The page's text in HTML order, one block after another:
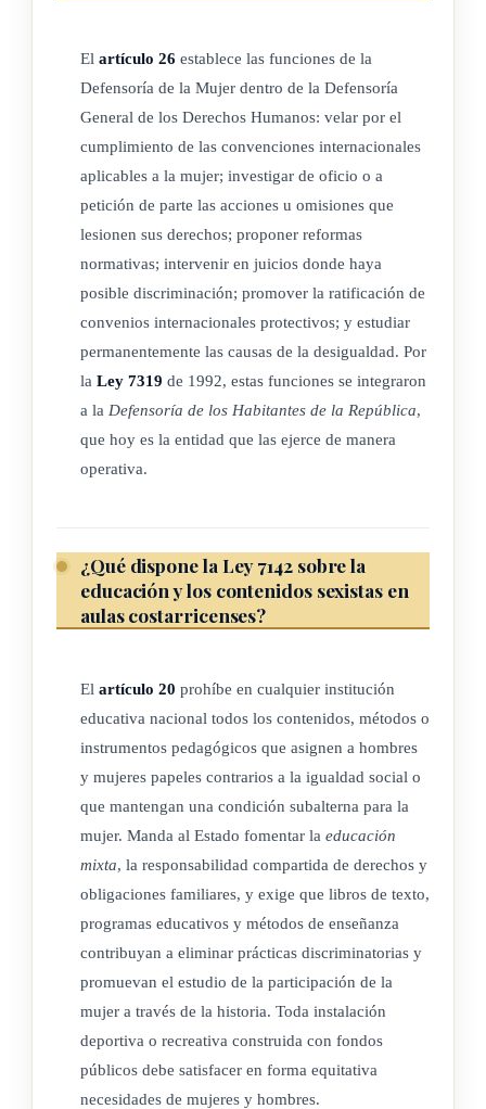
maternidad, hombre o mujer, podrán extender los beneficios
de ese régimen al grupo familiar.
ARTÍCULO 9
Los padres laboralmente activos tendrán derecho a los
servicios de apoyo de los centros infantiles. Los de escasos
recursos económicos tendrán, además, el derecho a recibir un
ARTÍCULO 10
Los centros infantiles contarán con la participación de los
padres y de la comunidad para su administración y
ARTÍCULO 11
ARTÍCULO 12
La administración de cada centro infantil estará a cargo de
una junta administrativa integrada por siete miembros,
designados de la siguiente manera:
a) Dos de nombramiento del Ministerio de Salud, uno en
representación del Ministerio y el otro en representación
de la comunidad.
b) Los cinco restantes serán padres beneficiarios del centro
infantil.
El artículo 26 establece las funciones de la
Defensoría de la Mujer dentro de la Defensoría
General de los Derechos Humanos: velar por el
cumplimiento de las convenciones internacionales
aplicables a la mujer; investigar de oficio o a
petición de parte las acciones u omisiones que
lesionen sus derechos; proponer reformas
normativas; intervenir en juicios donde haya
posible discriminación; promover la ratificación de
convenios internacionales protectivos; y estudiar
permanentemente las causas de la desigualdad. Por
la Ley 7319 de 1992, estas funciones se integraron
a la Defensoría de los Habitantes de la República,
que hoy es la entidad que las ejerce de manera
operativa.
¿Qué dispone la Ley 7142 sobre la
educación y los contenidos sexistas en
aulas costarricenses?
El artículo 20 prohíbe en cualquier institución
educativa nacional todos los contenidos, métodos o
instrumentos pedagógicos que asignen a hombres
y mujeres papeles contrarios a la igualdad social o
que mantengan una condición subalterna para la
mujer. Manda al Estado fomentar la educación
mixta, la responsabilidad compartida de derechos y
obligaciones familiares, y exige que libros de texto,
programas educativos y métodos de enseñanza
contribuyan a eliminar prácticas discriminatorias y
promuevan el estudio de la participación de la
mujer a través de la historia. Toda instalación
deportiva o recreativa construida con fondos
públicos debe satisfacer en forma equitativa
necesidades de mujeres y hombres.